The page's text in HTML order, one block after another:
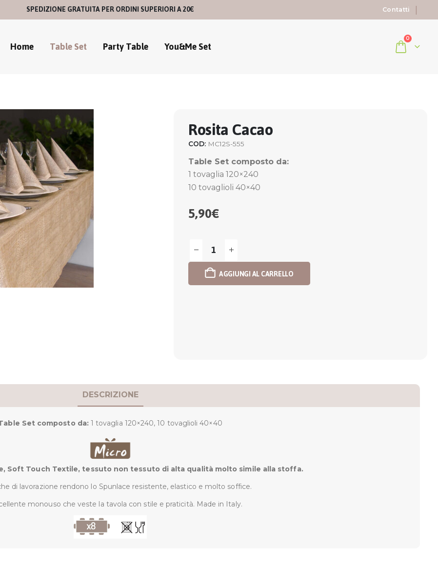
SPEDIZIONE GRATUITA PER ORDINI SUPERIORI A 20€ Contatti
Home Table Set Party Table You&Me Set 0
Rosita Cacao
COD: MC12S-555
Table Set composto da:
1 tovaglia 120×240
10 tovaglioli 40×40
5,90€
AGGIUNGI AL CARRELLO
DESCRIZIONE
Set composto da: 1 tovaglia 120×240, 10 tovaglioli 40×40
Soft Touch Textile, tessuto non tessuto di alta qualità molto simile alla stoffa.
di lavorazione rendono lo Spunlace resistente, elastico e molto soffice.
monouso che veste la tavola con stile e praticità. Made in Italy.